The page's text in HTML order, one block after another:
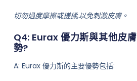
切勿過度摩擦或搓揉,以免刺激皮膚。
Q4: Eurax 優力斯與其他皮
勢?
A: Eurax 優力斯的主要優勢包括: